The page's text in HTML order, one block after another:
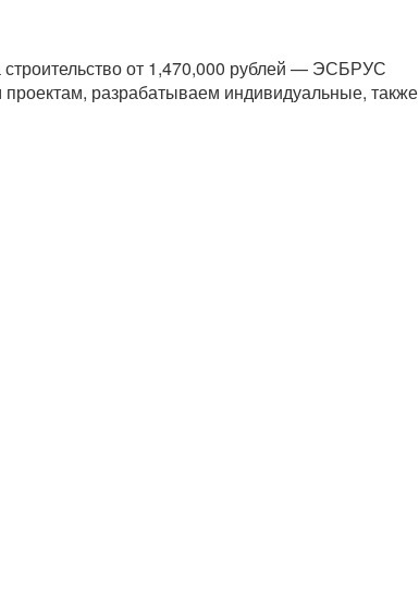
от 1,470,000 рублей — ЭСБРУС
разрабатываем индивидуальные, также